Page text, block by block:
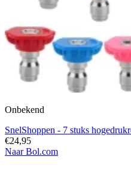
Onbekend
SnelShoppen - 7 stuks
€24,95
Naar Bol.com